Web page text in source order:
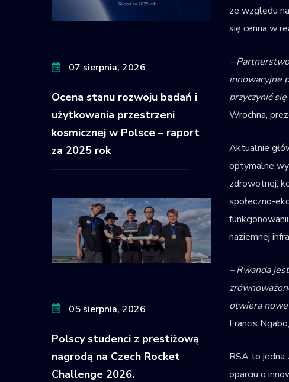
07 sierpnia, 2026
Ocena stanu rozwoju badań i
użytkowania przestrzeni
kosmicznej w Polsce – raport
za 2025 rok
05 sierpnia, 2026
Polscy studenci z prestiżową
nagrodą na Czech Rocket
Challenge 2026.
ze względu
się cenna w
–
innowacyjne
przyczynić
Wrochna,
Aktualnie
optymalne
zdrowotnej,
społeczno-
naziemnej
– Rwanda
otwiera
Francis
RSA to jedna
oparciu o